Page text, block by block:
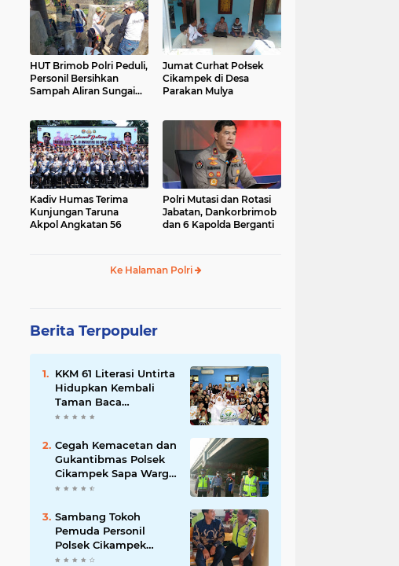
HUT Brimob Polri Peduli,
Personil Bersihkan
Sampah Aliran Sungai
Jumat Curhat Połsek
Cikampek di Desa
Parakan Mulya
Kadiv Humas Terima
Kunjungan Taruna
Akpol Angkatan 56
Polri Mutasi dan Rotasi
Jabatan, Dankorbrimob
dan 6 Kapolda Berganti
Ke Halaman Polri
Berita Terpopuler
KKM 61 Literasi Untirta
Hidupkan Kembali
Taman Baca
Masyarakat di
Program dengan
Festival Literasi
Cegah Kemacetan dan
Gukantibmas Polsek
Cikampek Sapa Warga
di Bawah Fly Over
Sambang Tokoh
Pemuda Personil
Polsek Cikampek
Aiptu Sarin Himbau